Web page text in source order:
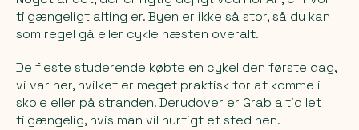
tilgængeligt alting er. Byen er ikke så stor, så du kan
som regel gå eller cykle næsten overalt.
De fleste studerende købte en cykel den første dag,
vi var her, hvilket er meget praktisk for at komme i
skole eller på stranden. Derudover er Grab altid let
tilgængelig, hvis man vil hurtigt et sted hen.